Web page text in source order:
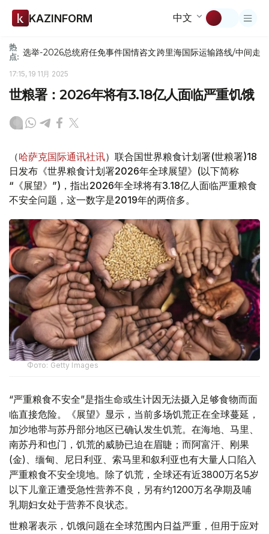
KAZINFORM 中文
热
点: 选举-2026总统府任免事件国情咨文跨里海国际运输路线/中间走廊
17:15, 19 11月 2025
世粮署：2026年将有3.18亿人面临严重饥饿
（哈萨克国际通讯社讯）联合国世界粮食计划署(世粮署)18
日发布《世界粮食计划署2026年全球展望》(以下简称
“《展望》”)，指出2026年全球将有3.18亿人面临严重粮食
不安全问题，这一数字是2019年的两倍多。
Фото: Getty Images
“严重粮食不安全”是指生命或生计因无法摄入足够食物而面
临直接危险。《展望》显示，当前多场饥荒正在全球蔓延，
加沙地带与苏丹部分地区已确认发生饥荒。在海地、马里、
南苏丹和也门，饥荒的威胁已迫在眉睫；而阿富汗、刚果
(金)、缅甸、尼日利亚、索马里和叙利亚也有大量人口陷入
严重粮食不安全境地。除了饥荒，全球还有近3800万名5岁
以下儿童正遭受急性营养不良，另有约1200万名孕期及哺
乳期妇女处于营养不良状态。
世粮署表示，饥饿问题在全球范围内日益严重，但用于应对